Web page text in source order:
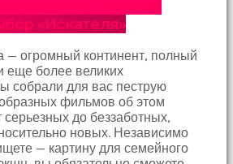
«Искателя»
огромный континент, полный
еще более великих
собрали для вас пеструю
фильмов об этом
серьезных до беззаботных,
новых. Независимо
— картину для семейного